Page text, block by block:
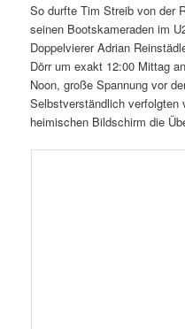
So durfte Tim Streib von der
seinen Bootskameraden im
Doppelvierer Adrian
Dörr um exakt 12:00 Mittag
Noon, große Spannung vor
Selbstverständlich verfolgten
heimischen Bildschirm die